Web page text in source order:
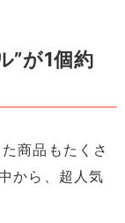
”が1個約
商品もたくさ
から、超人気